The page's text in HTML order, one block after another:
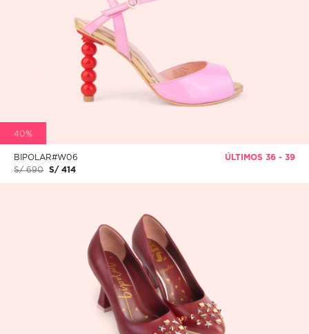
40%
BIPOLAR#W06
S/ 690
S/ 414
ÚLTIMOS 36 - 39